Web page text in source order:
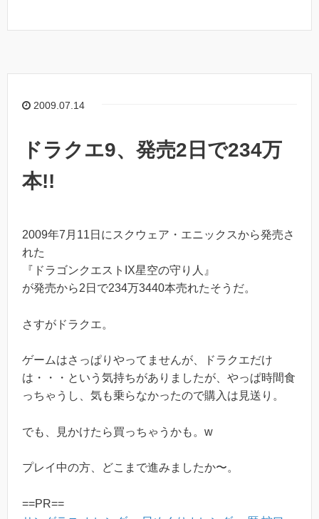
2009.07.14
ドラクエ9、発売2日で234万
本!!
2009年7月11日にスクウェア・エニックスから発売さ
れた
『ドラゴンクエストIX星空の守り人』
が発売から2日で234万3440本売れたそうだ。
さすがドラクエ。
ゲームはさっぱりやってませんが、ドラクエだけ
は・・・という気持ちがありましたが、やっぱ時間食
っちゃうし、気も乗らなかったので購入は見送り。
でも、見かけたら買っちゃうかも。w
プレイ中の方、どこまで進みましたか〜。
==PR==